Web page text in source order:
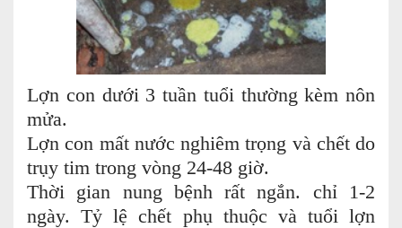
Lợn con dưới 3 tuần tuổi thường kèm nôn
mửa.
Lợn con mất nước nghiêm trọng và chết do
trụy tim trong vòng 24-48 giờ.
Thời gian nung bệnh rất ngắn. chỉ 1-2
ngày. Tỷ lệ chết phụ thuộc và tuổi lợn